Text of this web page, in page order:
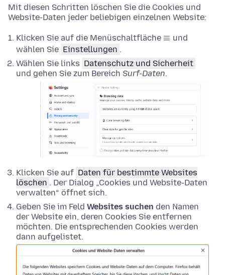
Mit diesen Schritten löschen Sie die Cookies und
Website-Daten jeder beliebigen einzelnen Website:
Klicken Sie auf die Menüschaltfläche
und
wählen Sie Einstellungen .
Wählen Sie links Datenschutz und Sicherheit
und gehen Sie zum Bereich Surf-Daten.
Klicken Sie auf Daten für bestimmte Websites
löschen . Der Dialog „Cookies und Website-Daten
verwalten“ öffnet sich.
Geben Sie im Feld Websites suchen den Namen
der Website ein, deren Cookies Sie entfernen
möchten. Die entsprechenden Cookies werden
dann aufgelistet.